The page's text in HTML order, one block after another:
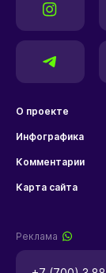
О проекте
Инфографика
Комментарии
Карта сайта
Реклама